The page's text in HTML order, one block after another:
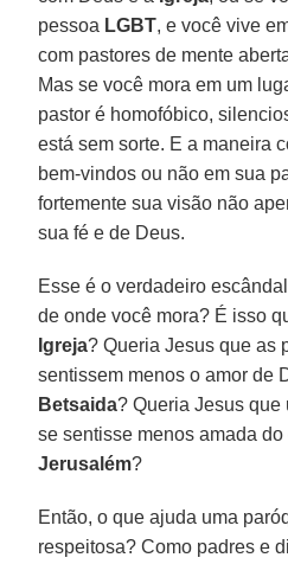
pessoa LGBT, e você vive
com pastores de mente
Mas se você mora em um
pastor é homofóbico,
está sem sorte. E a maneira
bem-vindos ou não em sua
fortemente sua visão não
sua fé e de Deus.
Esse é o verdadeiro
de onde você mora? É isso
Igreja? Queria Jesus que as
sentissem menos o amor de
Betsaida? Queria Jesus
se sentisse menos amada
Jerusalém?
Então, o que ajuda uma
respeitosa? Como padres e